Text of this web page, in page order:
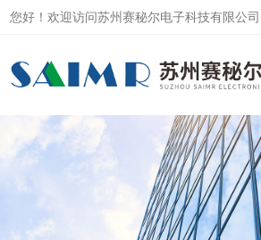
您好！欢迎访问苏州赛秘尔电子科技有限公司